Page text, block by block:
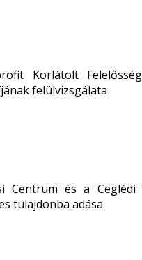
Korlátolt
felülvizsgálata
Centrum és a
tulajdonba adása